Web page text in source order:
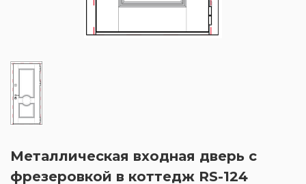
Металлическая входная дверь с
фрезеровкой в коттедж RS-124